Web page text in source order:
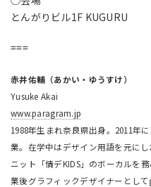
とんがりビル1F KUGURU
===
赤井佑輔（あかい・ゆうすけ）
Yusuke Akai
www.paragram.jp
1988年生まれ奈良県出身。2011年
業。在学中はデザイン用語を元に
ニット「情デKIDS」のボーカルを
業後グラフィックデザイナーとして